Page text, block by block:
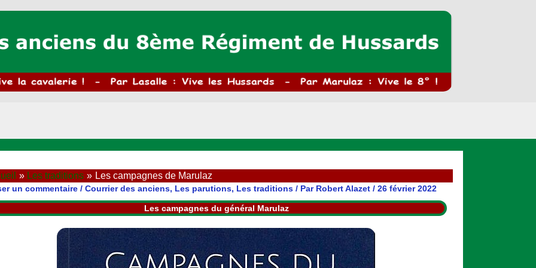
Les traditions Les campagnes de Marulaz
un commentaire / Courrier des anciens, Les parutions, Les traditions/ Par Robert Alazet / 26 février 2022
Les campagnes du général Marulaz